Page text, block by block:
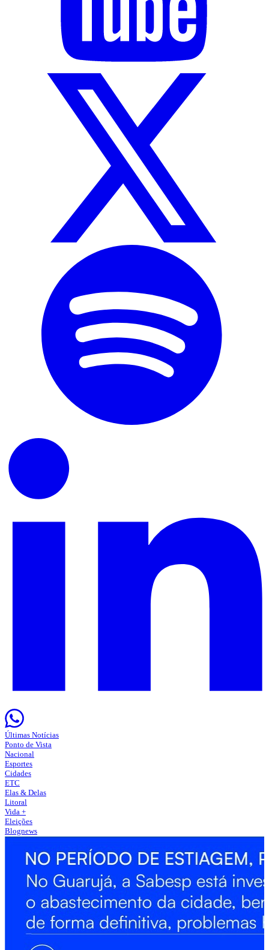
Últimas Notícias
Ponto de Vista
Nacional
Esportes
Cidades
ETC
Elas & Delas
Litoral
Vida +
Eleições
Blognews